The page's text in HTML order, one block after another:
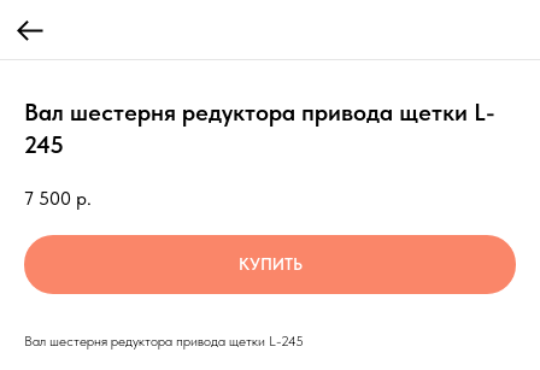
Вал шестерня редуктора привода щетки L-
245
7 500 р.
КУПИТЬ
Вал шестерня редуктора привода щетки L-245